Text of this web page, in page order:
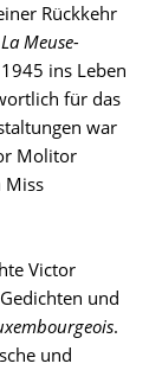
Rückkehr
La Meuse-
ins Leben
für das
war
Molitor
Miss
Victor
und
.
und